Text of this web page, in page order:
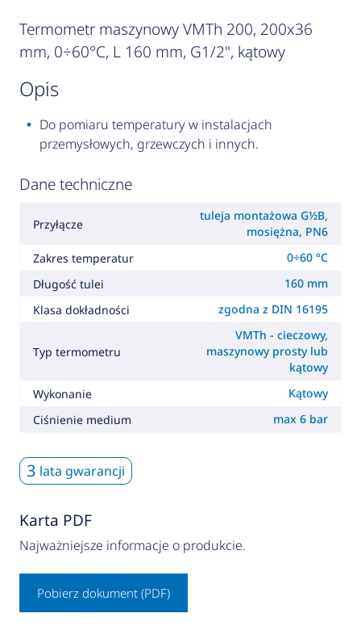
Termometr maszynowy VMTh 200, 200x36
mm, 0÷60°C, L 160 mm, G1/2", kątowy
opis
Do pomiaru temperatury w instalacjach
przemysłowych, grzewczych i innych.
Dane techniczne
Przyłącze
tuleja montażowa G½B,
mosiężna, PN6
Zakres temperatur
0÷60 °C
Długość tulei
160 mm
Klasa dokładności
zgodna z DIN 16195
Typ termometru
VMTh - cieczowy,
maszynowy prosty lub
kątowy
Wykonanie
Kątowy
Ciśnienie medium
max 6 bar
3 lata gwarancji
Karta PDF
Najważniejsze informacje o produkcie.
Pobierz dokument (PDF)